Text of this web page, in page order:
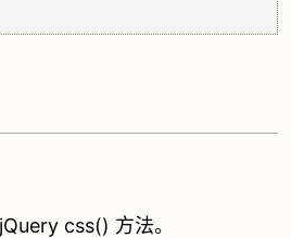
css() 方法。